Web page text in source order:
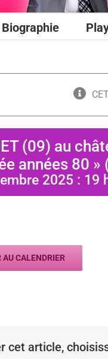
Biographie
(09) au
années 80
2025 : 19
AU CALENDRIER
cet article,